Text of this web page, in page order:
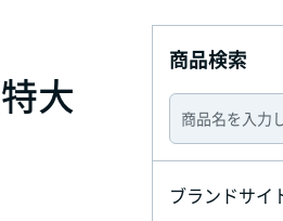
大
商品検索
ブランドサイ